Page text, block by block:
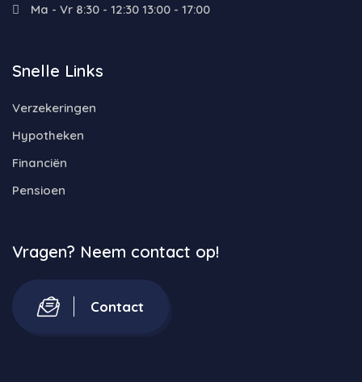
Ma - Vr 8:30 - 12:30 13:00 - 17:00
Snelle Links
Verzekeringen
Hypotheken
Financiën
Pensioen
Vragen? Neem contact op!
Contact